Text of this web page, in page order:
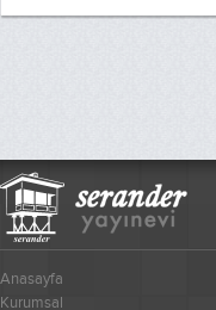
Anasayfa
Kurumsal